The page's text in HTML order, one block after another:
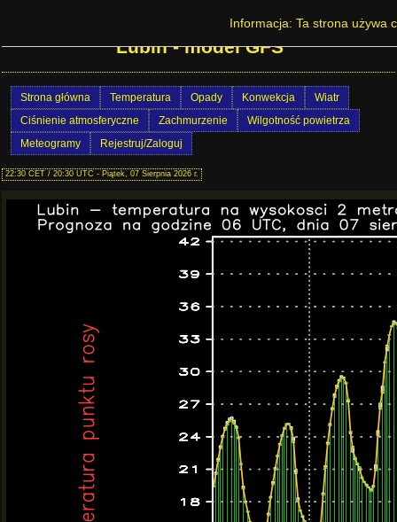
Prognoza pogody na Dolnym Śląsku -
Lubin - model GFS
Strona główna Temperatura Opady Konwekcja
Wiatr
Ciśnienie atmosferyczne
Zachmurzenie
Wilgotność powietrza
Meteogramy
Rejestruj/Zaloguj
22:30 CET / 20:30 UTC - Piątek, 07 Sierpnia 2026 r.
Informacja: Ta strona używa